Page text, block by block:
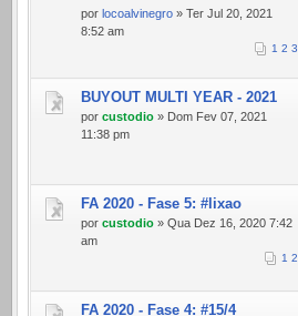
por locoalvinegro » Ter Jul 20, 2021
8:52 am
1 2 3
BUYOUT MULTI YEAR - 2021
por custodio » Dom Fev 07, 2021
11:38 pm
FA 2020 - Fase 5: #lixao
por custodio » Qua Dez 16, 2020 7:42
am
1 2
FA 2020 - Fase 4: #15/4